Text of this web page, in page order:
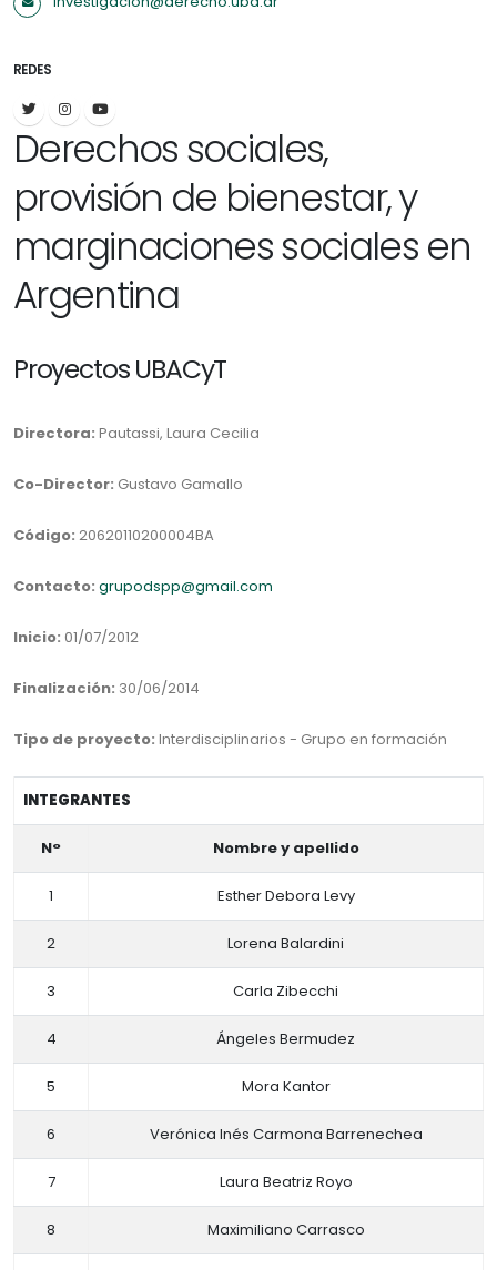
REDES
Derechos sociales,
provisión de bienestar, y
marginaciones sociales en
Argentina
Proyectos UBACyT
Directora: Pautassi, Laura Cecilia
Co-Director: Gustavo Gamallo
Código: 20620110200004BA
Contacto: grupodspp@gmail.com
Inicio: 01/07/2012
Finalización: 30/06/2014
Tipo de proyecto: Interdisciplinarios - Grupo en formación
INTEGRANTES
N° Nombre y apellido
1 Esther Debora Levy
2 Lorena Balardini
3 Carla Zibecchi
4 Ángeles Bermudez
5 Mora Kantor
6 Verónica Inés Carmona Barrenechea
7 Laura Beatriz Royo
8 Maximiliano Carrasco